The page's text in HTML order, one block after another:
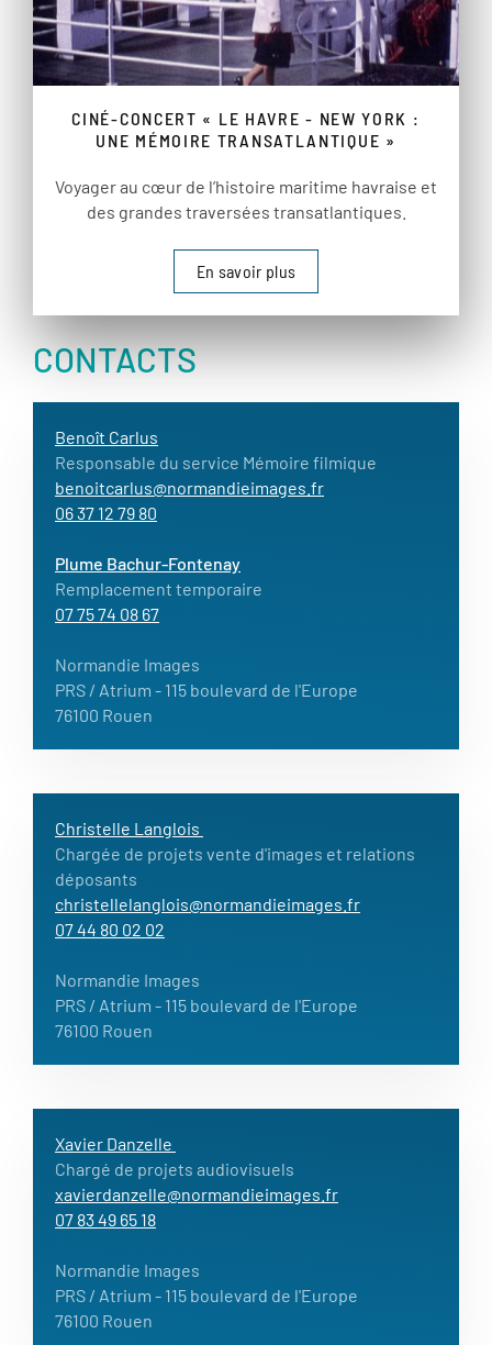
CINÉ-CONCERT « LE HAVRE - NEW YORK :
UNE MÉMOIRE TRANSATLANTIQUE »
Voyager au cœur de l’histoire maritime havraise et
des grandes traversées transatlantiques.
En savoir plus
CONTACTS
Benoît Carlus
Responsable du service Mémoire filmique
benoitcarlus@normandieimages.fr
06 37 12 79 80
Plume Bachur-Fontenay
Remplacement temporaire
07 75 74 08 67
Normandie Images
PRS / Atrium - 115 boulevard de l'Europe
76100 Rouen
Christelle Langlois
Chargée de projets vente d'images et relations
déposants
christellelanglois@normandieimages.fr
07 44 80 02 02
Normandie Images
PRS / Atrium - 115 boulevard de l'Europe
76100 Rouen
Xavier Danzelle
Chargé de projets audiovisuels
xavierdanzelle@normandieimages.fr
07 83 49 65 18
Normandie Images
PRS / Atrium - 115 boulevard de l'Europe
76100 Rouen